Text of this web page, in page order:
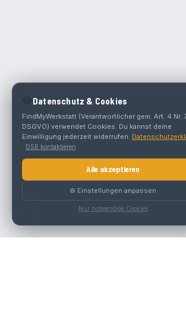
🍪 Datenschutz & Cookies
FindMyWerkstatt (Verantwortlicher gem. Art. 4 Nr.
DSGVO) verwendet Cookies. Du kannst deine
Einwilligung jederzeit widerrufen.
· DSB kontaktieren
Alle akzeptieren
⚙️ Einstellungen anpassen
Nur notwendige Cookies